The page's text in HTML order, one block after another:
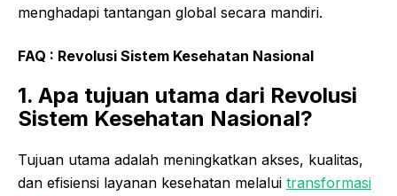
menghadapi tantangan global secara mandiri.
FAQ : Revolusi Sistem Kesehatan Nasional
1. Apa tujuan utama dari Revolusi
Sistem Kesehatan Nasional?
Tujuan utama adalah meningkatkan akses, kualitas,
dan efisiensi layanan kesehatan melalui transformasi